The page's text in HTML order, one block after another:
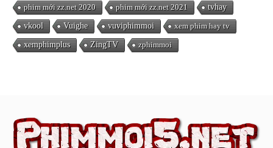
phim mới zz.net 2020 phim mới zz.net 2021 tvhay
vkool Vuighe vuviphimmoi xem phim hay tv
xemphimplus ZingTV zphimmoi